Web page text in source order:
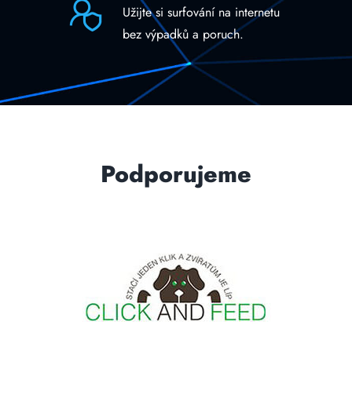
Užijte si surfování na internetu
bez výpadků a poruch.
Podporujeme